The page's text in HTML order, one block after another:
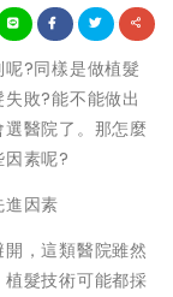
?同樣是做植髮
敗?能不能做出
醫院了。那怎麼
素呢?
因素
，這類醫院雖然
髮技術可能都採